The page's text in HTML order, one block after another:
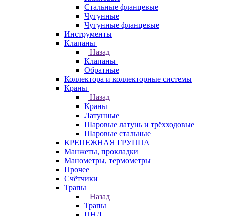
Стальные фланцевые
Чугунные
Чугунные фланцевые
Инструменты
Клапаны
Назад
Клапаны
Обратные
Коллектора и коллекторные системы
Краны
Назад
Краны
Латунные
Шаровые латунь и трёхходовые
Шаровые стальные
КРЕПЕЖНАЯ ГРУППА
Манжеты, прокладки
Манометры, термометры
Прочее
Счётчики
Трапы
Назад
Трапы